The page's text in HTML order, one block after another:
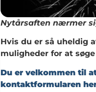
Nytårsaften nærmer
Hvis du er så uheldig
muligheder for at
Du er velkommen til
kontaktformularen